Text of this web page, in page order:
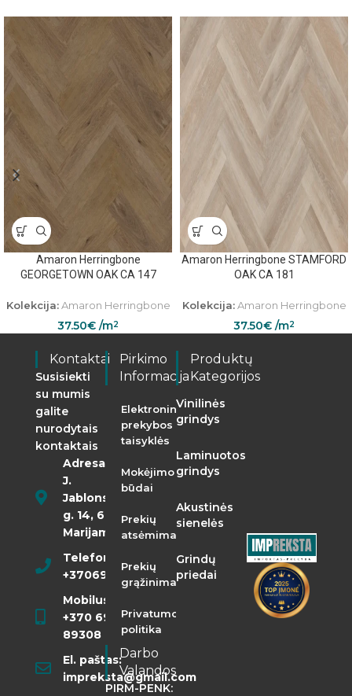
Amaron Herringbone
GEORGETOWN OAK CA 147
Kolekcija:Amaron Herringbone
37.50€ /m2
Amaron Herringbone STAMFORD
OAK CA 181
Kolekcija:Amaron Herringbone
37.50€ /m2
Kontaktai
Susisiekti
su mumis
galite
nurodytais
kontaktais
Adresas:
J.
Jablonskio
g. 14, 68290
Marijampolė
Telefonas:
+37069855400
Mobilusis:
+370 698
89308
El. paštas:
impreksta@gmail.com
Pirkimo
Informacija
Elektroninės
prekybos
taisyklės
Mokėjimo
būdai
Prekių
atsėmimas
Prekių
grąžinimas
Privatumo
politika
Darbo
Valandos
PIRM-PENK:
Produktų
Kategorijos
Vinilinės
grindys
Laminuotos
grindys
Akustinės
sienelės
Grindų
priedai